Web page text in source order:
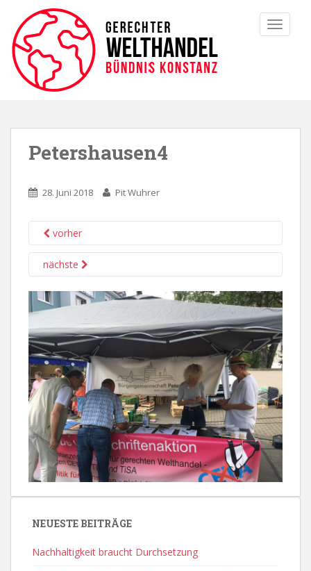
Petershausen4
28. Juni 2018 Pit Wuhrer
vorher
nächste
NEUESTE BEITRÄGE
Nachhaltigkeit braucht Durchsetzung